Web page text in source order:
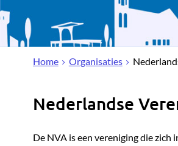
Home Organisaties
Nederlandse
De NVA is een vereniging die zich